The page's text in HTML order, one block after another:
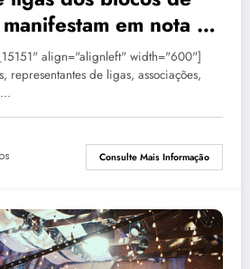
em nota de
align="alignleft" width="600"]
representantes de ligas, associações,
Consulte Mais Informação